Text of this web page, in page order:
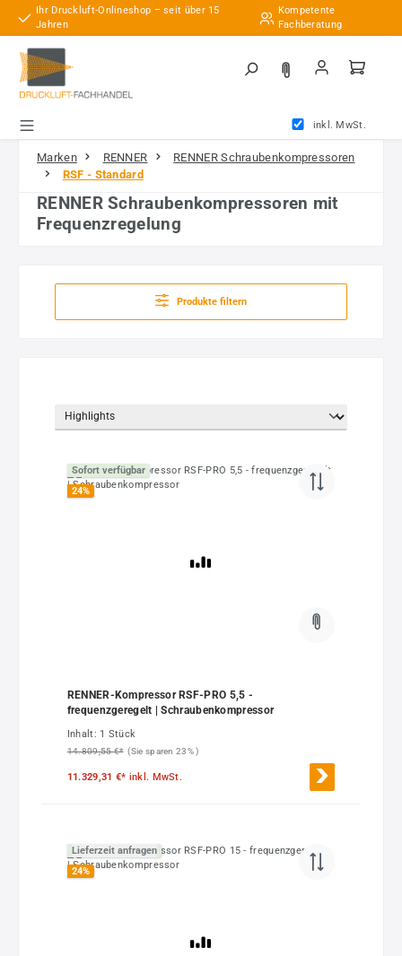
Zum Hauptinhalt springen
Ihr Druckluft-Onlineshop – seit über 15
Jahren
Kompetente
Fachberatung
inkl. MwSt.
Marken RENNER
RENNER Schraubenkompressoren
RSF - Standard
RENNER Schraubenkompressoren mit
Frequenzregelung
Produkte filtern
Sofort verfügbar
24%
RENNER-Kompressor RSF-PRO 5,5 -
frequenzgeregelt | Schraubenkompressor
Inhalt: 1 Stück
14.809,55 €* (Sie sparen 23% )
11.329,31 €* inkl. MwSt.
Lieferzeit anfragen
24%